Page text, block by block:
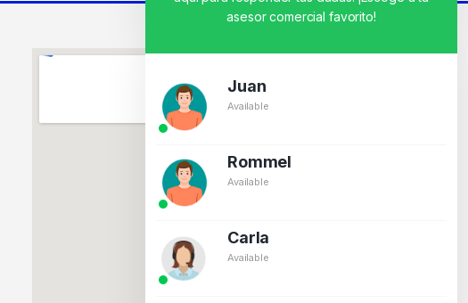
asesor comercial favorito!
Juan
Available
Rommel
Available
Carla
Available